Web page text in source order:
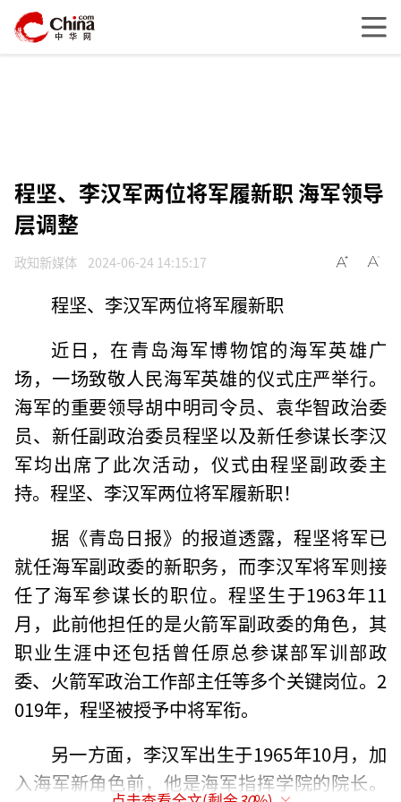
程坚、李汉军两位将军履新职 海军领导
层调整
政知新媒体 2024-06-24 14:15:17
程坚、李汉军两位将军履新职
近日，在青岛海军博物馆的海军英雄广
场，一场致敬人民海军英雄的仪式庄严举行。
海军的重要领导胡中明司令员、袁华智政治委
员、新任副政治委员程坚以及新任参谋长李汉
军均出席了此次活动，仪式由程坚副政委主
持。程坚、李汉军两位将军履新职！
据《青岛日报》的报道透露，程坚将军已
就任海军副政委的新职务，而李汉军将军则接
任了海军参谋长的职位。程坚生于1963年11
月，此前他担任的是火箭军副政委的角色，其
职业生涯中还包括曾任原总参谋部军训部政
委、火箭军政治工作部主任等多个关键岗位。2
019年，程坚被授予中将军衔。
另一方面，李汉军出生于1965年10月，加
入海军新角色前，他是海军指挥学院的院长。